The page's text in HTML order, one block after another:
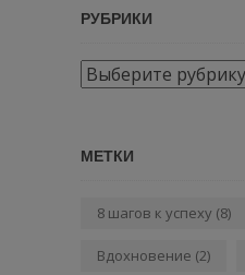
РУБРИКИ
Рубрики
МЕТКИ
8 шагов к успеху (8)
Вдохновение (2)